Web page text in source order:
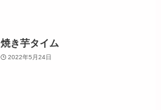
焼き芋タイム
2022年5月24日